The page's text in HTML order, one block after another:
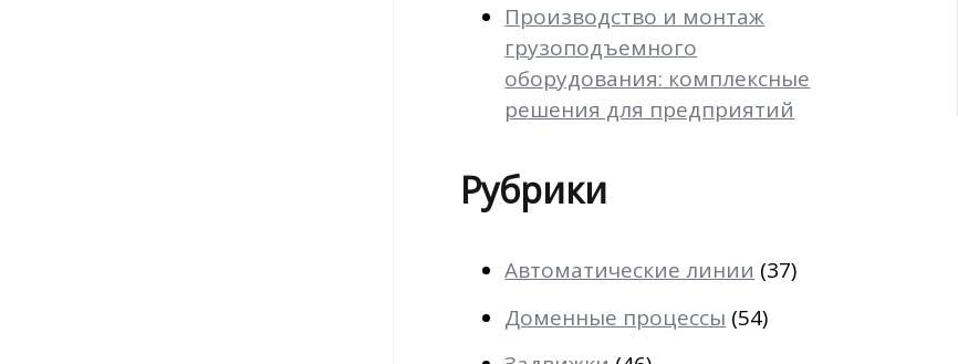
Производство и монтаж
грузоподъемного
оборудования: комплексные
решения для предприятий
Рубрики
Автоматические линии (37)
Доменные процессы (54)